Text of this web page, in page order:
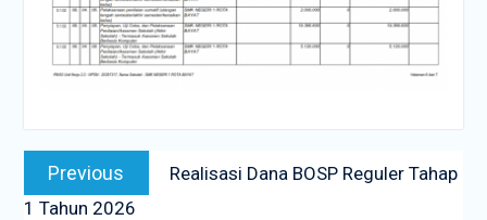
Navigasi
posPrevious
post:
Realisasi Dana BOSP Reguler Tahap
1 Tahun 2026